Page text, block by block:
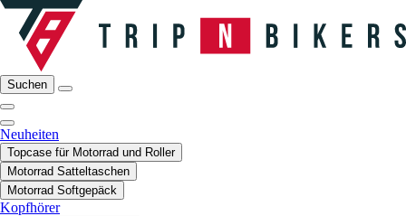
Suchen
Neuheiten
Topcase für Motorrad und Roller
Motorrad Satteltaschen
Motorrad Softgepäck
Kopfhörer